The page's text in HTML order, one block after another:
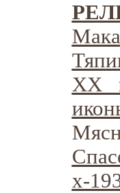
XX
х-